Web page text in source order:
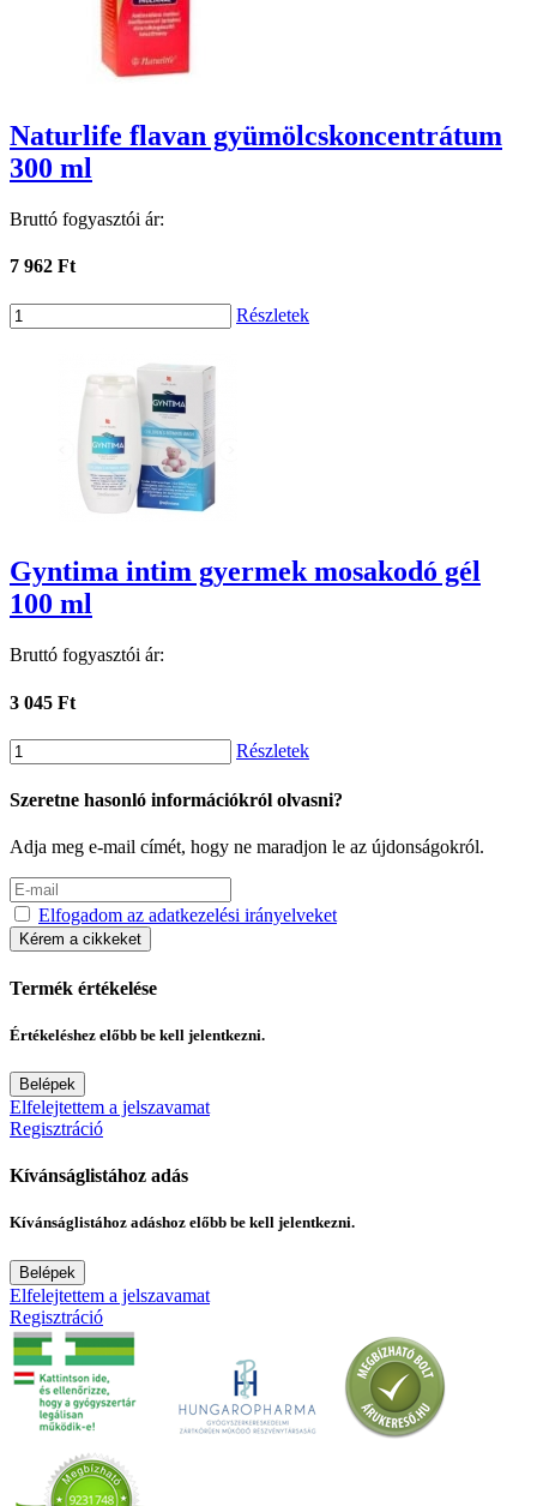
Naturlife flavan gyümölcskoncentrátum
300 ml
Bruttó fogyasztói ár:
7 962 Ft
Részletek
Gyntima intim gyermek mosakodó gél
100 ml
Bruttó fogyasztói ár:
3 045 Ft
Részletek
Szeretne hasonló információkról olvasni?
Adja meg e-mail címét, hogy ne maradjon le az újdonságokról.
Elfogadom az adatkezelési irányelveket
Kérem a cikkeket
Termék értékelése
Értékeléshez előbb be kell jelentkezni.
Belépek
Elfelejtettem a jelszavamat
Regisztráció
Kívánságlistához adás
Kívánságlistához adáshoz előbb be kell jelentkezni.
Belépek
Elfelejtettem a jelszavamat
Regisztráció